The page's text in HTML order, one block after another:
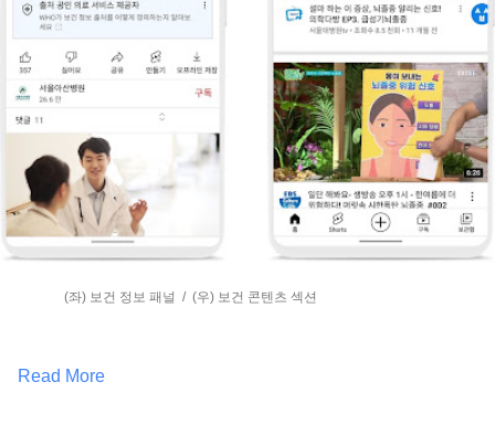
(좌) 보건 정보 패널 / (우) 보건 콘텐츠 섹션
Read More